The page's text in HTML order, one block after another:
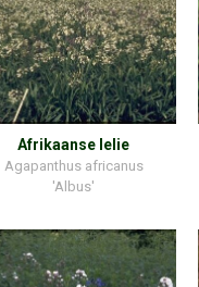
Afrikaanse lelie
Agapanthus africanus
'Albus'